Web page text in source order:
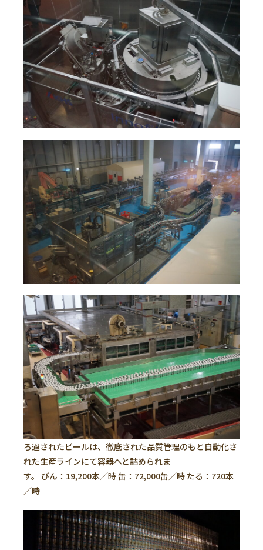
ろ過されたビールは、徹底された品質管理のもと自動化さ
れた生産ラインにて容器へと詰められま
す。 びん：19,200本／時 缶：72,000缶／時 たる：720本
／時